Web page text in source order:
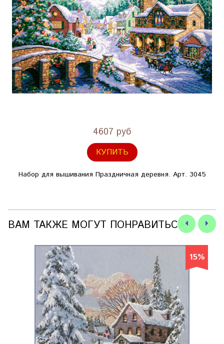
4607 руб
КУПИТЬ
Набор для вышивания Праздничная деревня. Арт. 3045
ВАМ ТАКЖЕ МОГУТ ПОНРАВИТЬСЯ
15%